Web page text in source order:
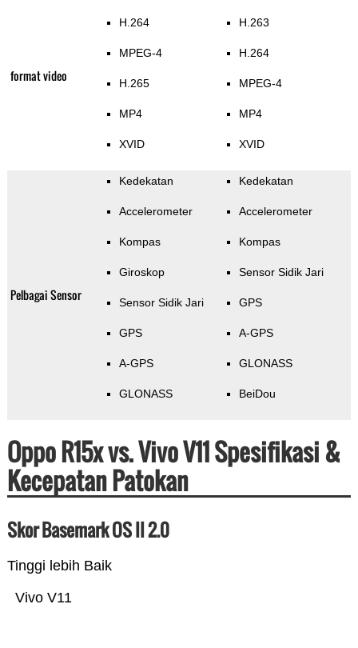
format video
H.264
MPEG-4
H.265
MP4
XVID
H.263
H.264
MPEG-4
MP4
XVID
Pelbagai Sensor
Kedekatan
Accelerometer
Kompas
Giroskop
Sensor Sidik Jari
GPS
A-GPS
GLONASS
Kedekatan
Accelerometer
Kompas
Sensor Sidik Jari
GPS
A-GPS
GLONASS
BeiDou
Oppo R15x vs. Vivo V11 Spesifikasi &
Kecepatan Patokan
Skor Basemark OS II 2.0
Tinggi lebih Baik
Vivo V11